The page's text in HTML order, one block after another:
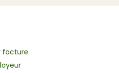
facture